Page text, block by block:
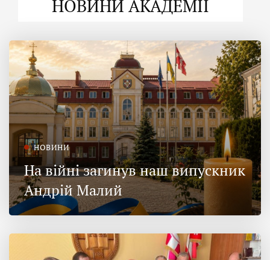
НОВИНИ АКАДЕМІЇ
НОВИНИ
На війні загинув наш випускник
Андрій Малий